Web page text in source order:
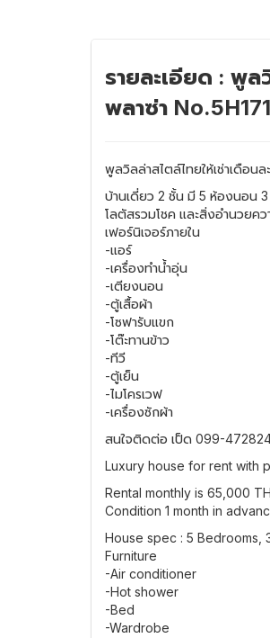
รายละเอียด : พูล
พลาซ่า No.5H171
พูลวิลล่าสไตล์ไทยให้เช่าเดือน
บ้านเดี่ยว 2 ชั้น มี 5 ห้องนอน 3
โลตัสรวมโชค และสิ่งอำนวยค
เฟอร์นิเจอร์ภายใน
-แอร์
-เครื่องทำน้ำอุ่น
-เตียงนอน
-ตู้เสื้อผ้า
-โซฟารับแขก
-โต๊ะทานข้าว
-ทีวี
-ตู้เย็น
-ไมโครเวฟ
-เครื่องซักผ้า
สนใจติดต่อ เป็ด 099-
Luxury house for rent with
Rental monthly is 65,000
Condition 1 month in
House spec : 5 Bedrooms,
Furniture
-Air conditioner
-Hot shower
-Bed
-Wardrobe